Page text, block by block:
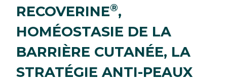
RECOVERINE®,
HOMÉOSTASIE DE LA
BARRIÈRE CUTANÉE, LA
STRATÉGIE ANTI-PEAUX